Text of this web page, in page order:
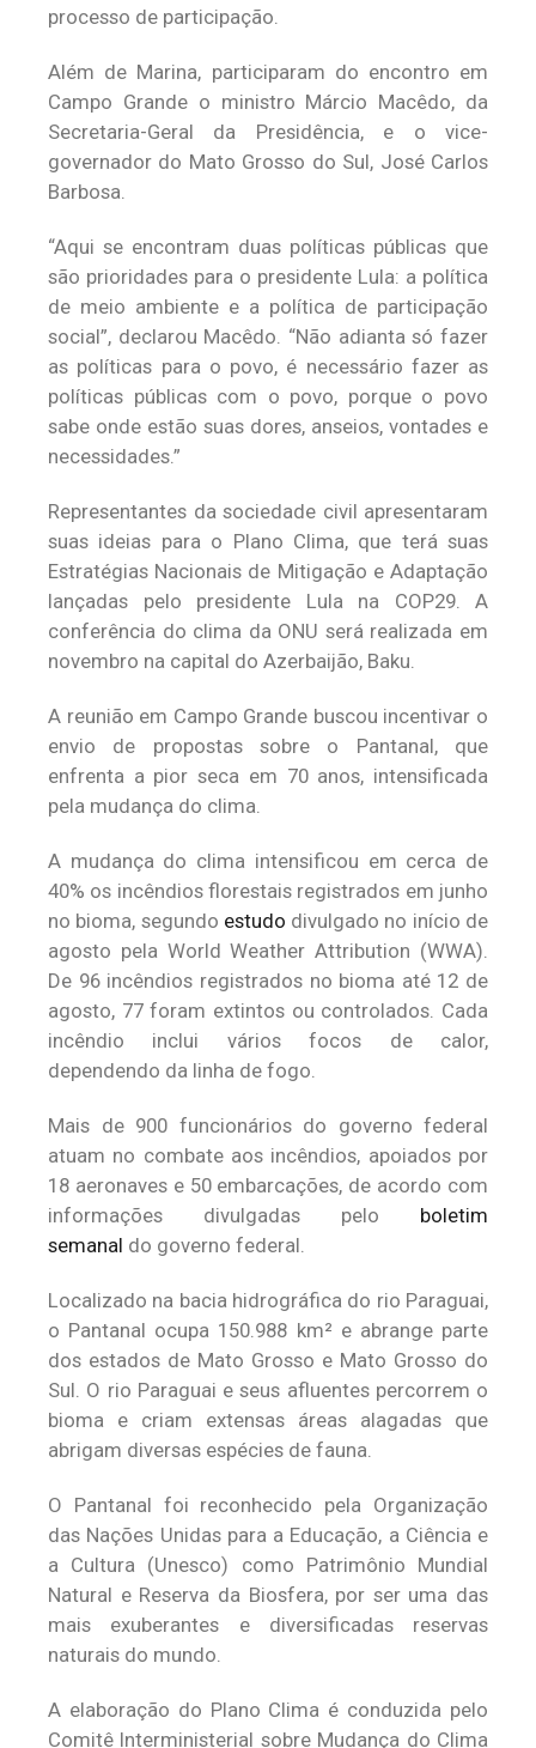
processo de participação.
Além de Marina, participaram do encontro em
Campo Grande o ministro Márcio Macêdo, da
Secretaria-Geral da Presidência, e o vice-
governador do Mato Grosso do Sul, José Carlos
Barbosa.
“Aqui se encontram duas políticas públicas que
são prioridades para o presidente Lula: a política
de meio ambiente e a política de participação
social”, declarou Macêdo. “Não adianta só fazer
as políticas para o povo, é necessário fazer as
políticas públicas com o povo, porque o povo
sabe onde estão suas dores, anseios, vontades e
necessidades.”
Representantes da sociedade civil apresentaram
suas ideias para o Plano Clima, que terá suas
Estratégias Nacionais de Mitigação e Adaptação
lançadas pelo presidente Lula na COP29. A
conferência do clima da ONU será realizada em
novembro na capital do Azerbaijão, Baku.
A reunião em Campo Grande buscou incentivar o
envio de propostas sobre o Pantanal, que
enfrenta a pior seca em 70 anos, intensificada
pela mudança do clima.
A mudança do clima intensificou em cerca de
40% os incêndios florestais registrados em junho
no bioma, segundo estudo divulgado no início de
agosto pela World Weather Attribution (WWA).
De 96 incêndios registrados no bioma até 12 de
agosto, 77 foram extintos ou controlados. Cada
incêndio inclui vários focos de calor,
dependendo da linha de fogo.
Mais de 900 funcionários do governo federal
atuam no combate aos incêndios, apoiados por
18 aeronaves e 50 embarcações, de acordo com
informações divulgadas pelo boletim
semanal do governo federal.
Localizado na bacia hidrográfica do rio Paraguai,
o Pantanal ocupa 150.988 km² e abrange parte
dos estados de Mato Grosso e Mato Grosso do
Sul. O rio Paraguai e seus afluentes percorrem o
bioma e criam extensas áreas alagadas que
abrigam diversas espécies de fauna.
O Pantanal foi reconhecido pela Organização
das Nações Unidas para a Educação, a Ciência e
a Cultura (Unesco) como Patrimônio Mundial
Natural e Reserva da Biosfera, por ser uma das
mais exuberantes e diversificadas reservas
naturais do mundo.
A elaboração do Plano Clima é conduzida pelo
Comitê Interministerial sobre Mudança do Clima